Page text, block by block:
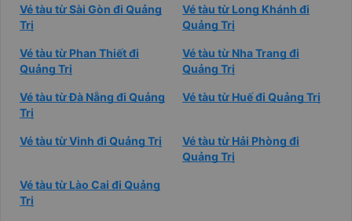
Vé tàu từ Sài Gòn đi Quảng
Trị
Vé tàu từ Long Khánh đi
Quảng Trị
Vé tàu từ Phan Thiết đi
Quảng Trị
Vé tàu từ Nha Trang đi
Quảng Trị
Vé tàu từ Đà Nẵng đi Quảng
Trị
Vé tàu từ Huế đi Quảng Trị
Vé tàu từ Vinh đi Quảng Trị
Vé tàu từ Hải Phòng đi
Quảng Trị
Vé tàu từ Lào Cai đi Quảng
Trị